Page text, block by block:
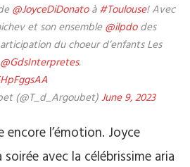
@JoyceDiDonatoà#Toulouse! Avec
et son ensemble@ilpdodes
du choeur d’enfants Les
@GdsInterpretes.
(@T_d_Argoubet)June 9, 2023
l’émotion. Joyce
avec la célébrissime aria